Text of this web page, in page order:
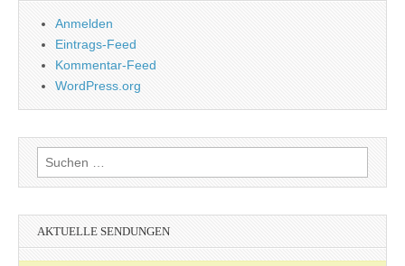
Anmelden
Eintrags-Feed
Kommentar-Feed
WordPress.org
Suchen
nach:
AKTUELLE SENDUNGEN